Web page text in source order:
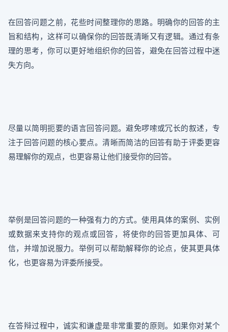
在回答问题之前，花些时间整理你的思路。明确你的回答的主
旨和结构，这样可以确保你的回答既清晰又有逻辑。通过有条
理的思考，你可以更好地组织你的回答，避免在回答过程中迷
失方向。
尽量以简明扼要的语言回答问题。避免啰嗦或冗长的叙述，专
注于回答问题的核心要点。清晰而简洁的回答有助于评委更容
易理解你的观点，也更容易让他们接受你的回答。
举例是回答问题的一种强有力的方式。使用具体的案例、实例
或数据来支持你的观点或回答，将使你的回答更加具体、可
信，并增加说服力。举例可以帮助解释你的论点，使其更具体
化，也更容易为评委所接受。
在答辩过程中，诚实和谦虚是非常重要的原则。如果你对某个